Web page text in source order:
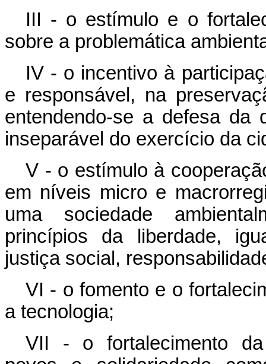
III - o estímulo e o
sobre a problemática
IV - o incentivo à
e responsável, na
entendendo-se a defesa da
inseparável do exercício da
V - o estímulo à
em níveis micro e
uma sociedade
princípios da liberdade,
justiça social,
VI - o fomento e o
a tecnologia;
VII - o fortalecimento da